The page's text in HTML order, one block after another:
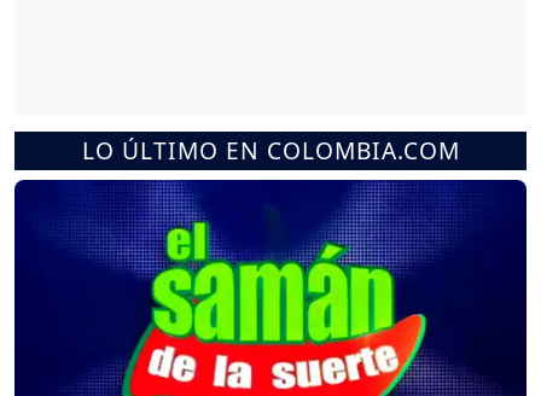
LO ÚLTIMO EN COLOMBIA.COM